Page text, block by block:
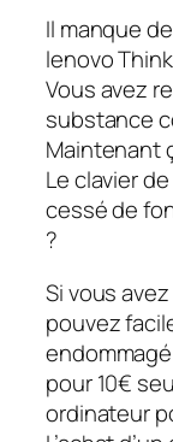
Il manque
lenovo
Vous avez
substance
Maintenant
Le clavier
cessé de
?
Si vous
pouvez
pour 10€
ordinateur